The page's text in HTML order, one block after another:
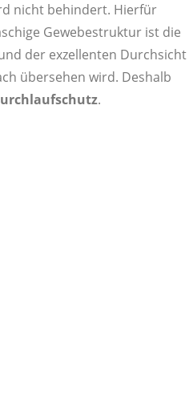
nicht behindert. Hierfür
Gewebestruktur ist die
der exzellenten Durchsicht
übersehen wird. Deshalb
.